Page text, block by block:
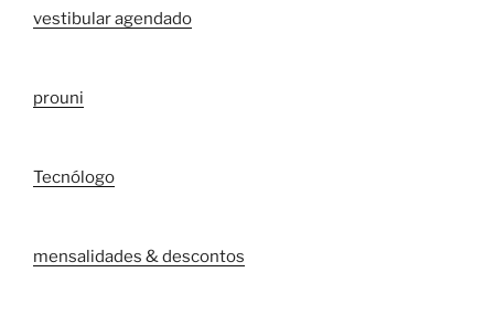
vestibular agendado
prouni
Tecnólogo
mensalidades & descontos